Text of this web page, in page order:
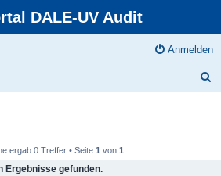
DALE-UV Audit
Anmelden
ergab 0 Treffer • Seite 1 von 1
Ergebnisse gefunden.